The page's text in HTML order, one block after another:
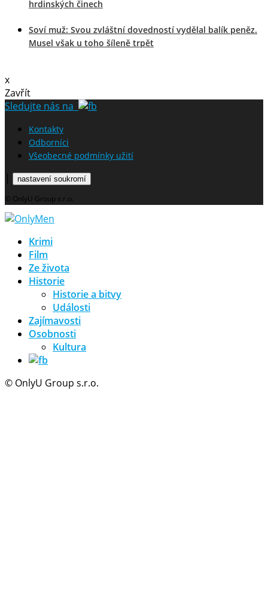
hrdinských činech
Soví muž: Svou zvláštní dovedností vydělal balík peněz.
Musel však u toho šíleně trpět
x
Zavřít
Sledujte nás na
Kontakty
Odborníci
Všeobecné podmínky užití
| nastavení soukromí
© OnlyU Group s.r.o.
Krimi
Film
Ze života
Historie
Historie a bitvy
Události
Zajímavosti
Osobnosti
Kultura
© OnlyU Group s.r.o.